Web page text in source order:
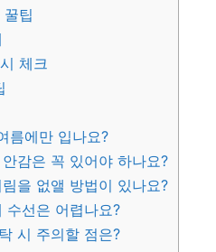
팁
체크
름에만 입나요?
감은 꼭 있어야 하나요?
을 없앨 방법이 있나요?
수선은 어렵나요?
시 주의할 점은?